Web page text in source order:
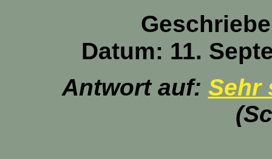
Datum: 11.
Antwort auf: Sehr